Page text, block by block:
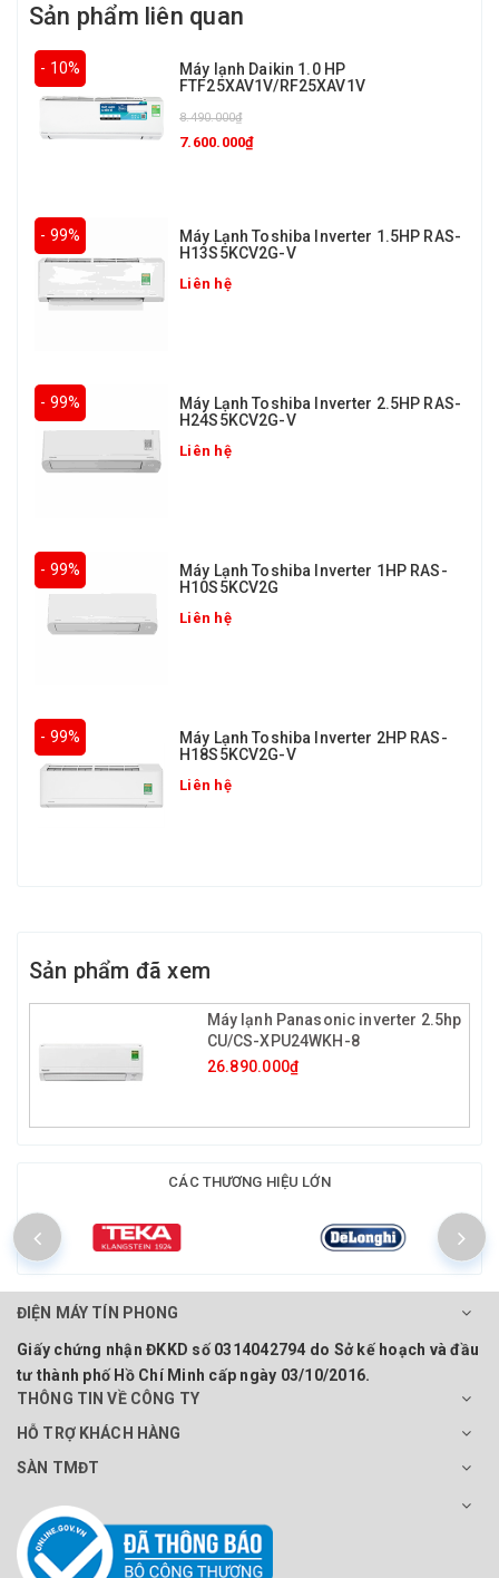
Sản phẩm liên quan
- 10%
Máy lạnh Daikin 1.0 HP
FTF25XAV1V/RF25XAV1V
8.490.000₫
7.600.000₫
- 99%
Máy Lạnh Toshiba Inverter 1.5HP RAS-
H13S5KCV2G-V
Liên hệ
- 99%
Máy Lạnh Toshiba Inverter 2.5HP RAS-
H24S5KCV2G-V
Liên hệ
- 99%
Máy Lạnh Toshiba Inverter 1HP RAS-
H10S5KCV2G
Liên hệ
- 99%
Máy Lạnh Toshiba Inverter 2HP RAS-
H18S5KCV2G-V
Liên hệ
Sản phẩm đã xem
Máy lạnh Panasonic inverter 2.5hp
CU/CS-XPU24WKH-8
26.890.000₫
CÁC THƯƠNG HIỆU LỚN
ĐIỆN MÁY TÍN PHONG
Giấy chứng nhận ĐKKD số 0314042794 do Sở kế hoạch và đầu
tư thành phố Hồ Chí Minh cấp ngày 03/10/2016.
THÔNG TIN VỀ CÔNG TY
HỖ TRỢ KHÁCH HÀNG
SÀN TMĐT